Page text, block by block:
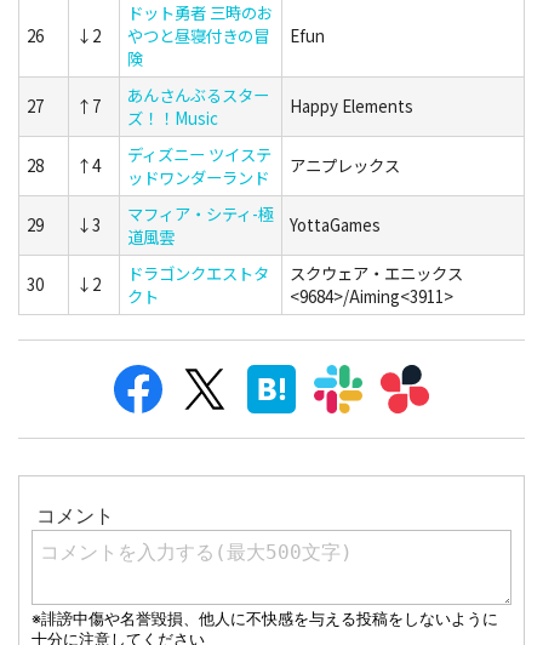
26 ↓2
ドット勇者 三時のお
やつと昼寝付きの冒
険
Efun
27 ↑7
あんさんぶるスター
ズ！！Music
Happy Elements
28 ↑4
ディズニー ツイステ
ッドワンダーランド
アニプレックス
29 ↓3
マフィア・シティ-極
道風雲
YottaGames
30 ↓2
ドラゴンクエストタ
クト
スクウェア・エニックス
<9684>/Aiming<3911>